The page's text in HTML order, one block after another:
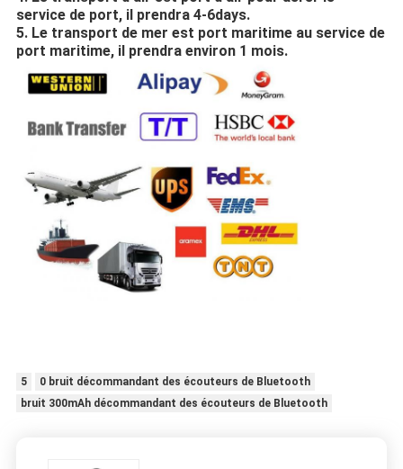
service de port, il prendra 4-6days.
5. Le transport de mer est port maritime au service de
port maritime, il prendra environ 1 mois.
5
0 bruit décommandant des écouteurs de Bluetooth
bruit 300mAh décommandant des écouteurs de Bluetooth